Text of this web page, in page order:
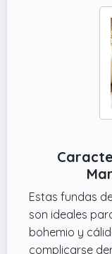
Estas fundas
son ideales
bohemio y
complicarse